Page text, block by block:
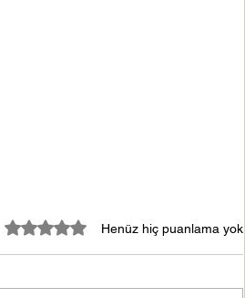
5 üzerinden 0 yıldızHenüz hiç puanlama yok